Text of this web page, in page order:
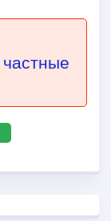
частные